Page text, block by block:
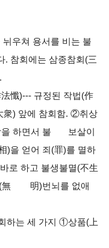
우쳐 용서를 비는 불
. 참회에는 삼종참회(三
懺)--- 규정된 작법(作
) 앞에 참회함. ②취상
을 하면서 불 보살이
)을 얻어 죄(罪)를 멸하
하고 불생불멸(不生
(無 明)번뇌를 없애
하는 세 가지 ①상품(上